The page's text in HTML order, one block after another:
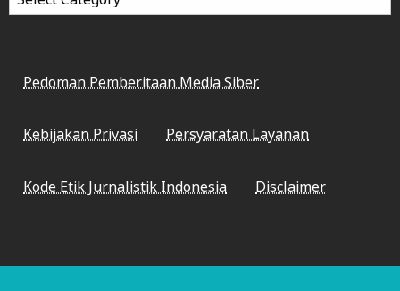
Pedoman Pemberitaan Media Siber
Kebijakan Privasi Persyaratan Layanan
Kode Etik Jurnalistik Indonesia Disclaimer